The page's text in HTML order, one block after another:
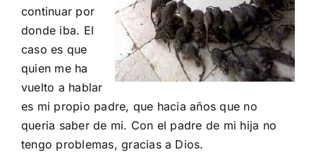
continuar por
donde iba. El
caso es que
quien me ha
vuelto a hablar
es mi propio padre, que hacia años que no
queria saber de mi. Con el padre de mi hija no
tengo problemas, gracias a Dios.